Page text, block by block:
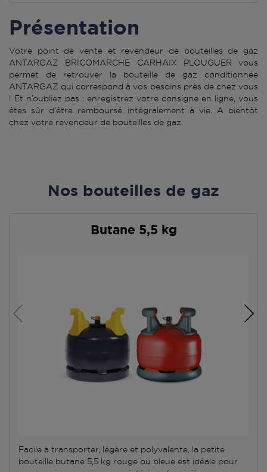
Présentation
Votre point de vente et revendeur de bouteilles de gaz
ANTARGAZ BRICOMARCHE CARHAIX PLOUGUER vous
permet de retrouver la bouteille de gaz conditionnée
ANTARGAZ qui correspond à vos besoins près de chez vous
! Et n’oubliez pas : enregistrez votre consigne en ligne, vous
êtes sûr d’être remboursé intégralement à vie. A bientôt
chez votre revendeur de bouteilles de gaz.
Nos bouteilles de gaz
Butane 5,5 kg
Facile à transporter, légère et polyvalente, la petite
bouteille butane 5,5 kg rouge ou bleue est idéale pour